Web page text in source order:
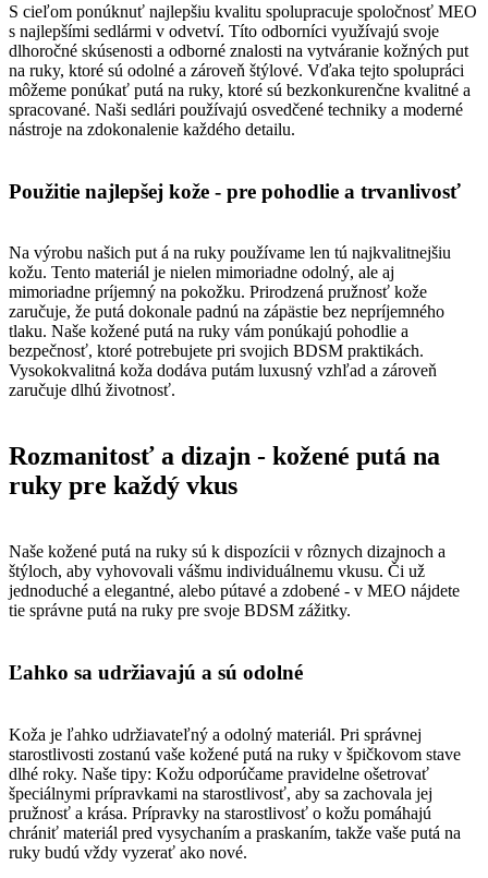
S cieľom ponúknuť najlepšiu kvalitu spolupracuje spoločnosť MEO
s najlepšími sedlármi v odvetví. Títo odborníci využívajú svoje
dlhoročné skúsenosti a odborné znalosti na vytváranie kožných put
na ruky, ktoré sú odolné a zároveň štýlové. Vďaka tejto spolupráci
môžeme ponúkať putá na ruky, ktoré sú bezkonkurenčne kvalitné a
spracované. Naši sedlári používajú osvedčené techniky a moderné
nástroje na zdokonalenie každého detailu.
Použitie najlepšej kože - pre pohodlie a trvanlivosť
Na výrobu našich put á na ruky používame len tú najkvalitnejšiu
kožu. Tento materiál je nielen mimoriadne odolný, ale aj
mimoriadne príjemný na pokožku. Prirodzená pružnosť kože
zaručuje, že putá dokonale padnú na zápästie bez nepríjemného
tlaku. Naše kožené putá na ruky vám ponúkajú pohodlie a
bezpečnosť, ktoré potrebujete pri svojich BDSM praktikách.
Vysokokvalitná koža dodáva putám luxusný vzhľad a zároveň
zaručuje dlhú životnosť.
Rozmanitosť a dizajn - kožené putá na
ruky pre každý vkus
Naše kožené putá na ruky sú k dispozícii v rôznych dizajnoch a
štýloch, aby vyhovovali vášmu individuálnemu vkusu. Či už
jednoduché a elegantné, alebo pútavé a zdobené - v MEO nájdete
tie správne putá na ruky pre svoje BDSM zážitky.
Ľahko sa udržiavajú a sú odolné
Koža je ľahko udržiavateľný a odolný materiál. Pri správnej
starostlivosti zostanú vaše kožené putá na ruky v špičkovom stave
dlhé roky. Naše tipy: Kožu odporúčame pravidelne ošetrovať
špeciálnymi prípravkami na starostlivosť, aby sa zachovala jej
pružnosť a krása. Prípravky na starostlivosť o kožu pomáhajú
chrániť materiál pred vysychaním a praskaním, takže vaše putá na
ruky budú vždy vyzerať ako nové.